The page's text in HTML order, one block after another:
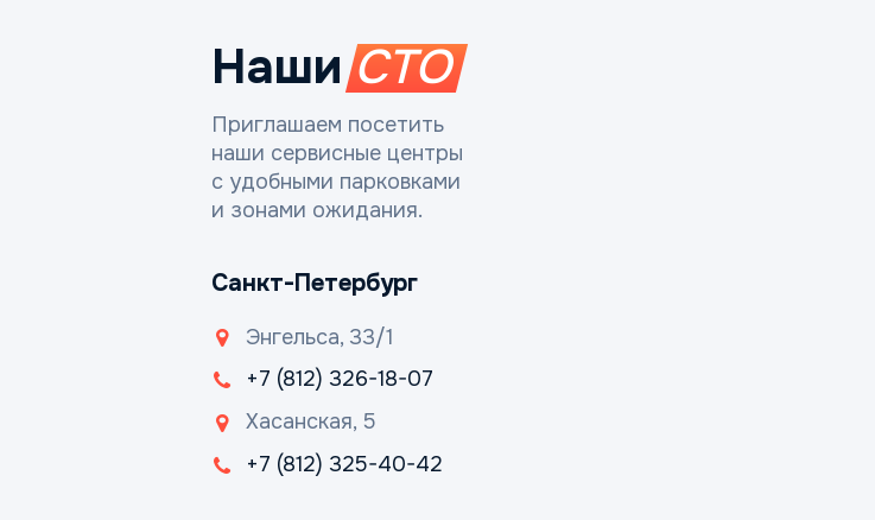
НашиСТО
Приглашаем посетить
наши сервисные центры
с удобными парковками
и зонами ожидания.
Санкт-Петербург
Энгельса, 33/1
+7 (812) 326-18-07
Хасанская, 5
+7 (812) 325-40-42